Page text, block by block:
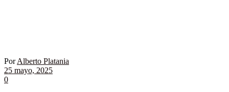
Por Alberto Platania
25 mayo, 2025
0